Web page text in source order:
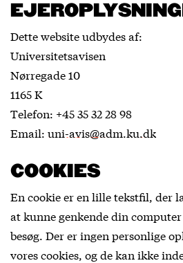
Dette website udbydes af:
Universitetsavisen
Nørregade 10
1165 K
Telefon: +45 35 32 28 98
Email: uni-avis@adm.ku.dk
COOKIES
En cookie er en lille tekstfil, der
at kunne genkende din
besøg. Der er ingen personlige
vores cookies, og de kan ikke